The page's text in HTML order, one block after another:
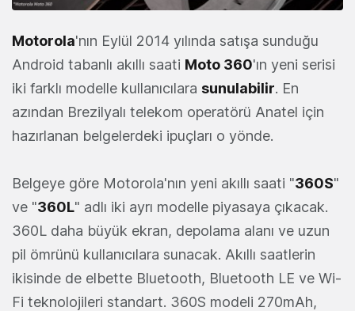
Motorola'nın Eylül 2014 yılında satışa sunduğu
Android tabanlı akıllı saati Moto 360'ın yeni serisi
iki farklı modelle kullanıcılara sunulabilir. En
azından Brezilyalı telekom operatörü Anatel için
hazırlanan belgelerdeki ipuçları o yönde.
Belgeye göre Motorola'nın yeni akıllı saati "360S"
ve "360L" adlı iki ayrı modelle piyasaya çıkacak.
360L daha büyük ekran, depolama alanı ve uzun
pil ömrünü kullanıcılara sunacak. Akıllı saatlerin
ikisinde de elbette Bluetooth, Bluetooth LE ve Wi-
Fi teknolojileri standart. 360S modeli 270mAh,